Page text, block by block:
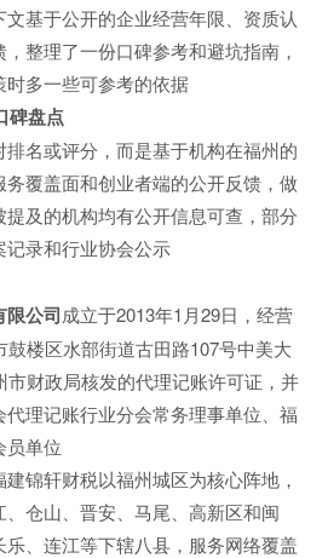
基于公开的企业经营年限、资质认
整理了一份口碑参考和避坑指南，
多一些可参考的依据
碑盘点
名或评分，而是基于机构在福州的
覆盖面和创业者端的公开反馈，做
及的机构均有公开信息可查，部分
录和行业协会公示
公司成立于2013年1月29日，经营
楼区水部街道古田路107号中美大
市财政局核发的代理记账许可证，并
理记账行业分会常务理事单位、福
员单位
锦轩财税以福州城区为核心阵地，
仓山、晋安、马尾、高新区和闽
、连江等下辖八县，服务网络覆盖